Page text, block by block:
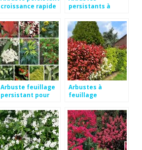
croissance rapide
persistants à
Arbuste feuillage
persistant pour
Arbustes à
feuillage
croissance rapide